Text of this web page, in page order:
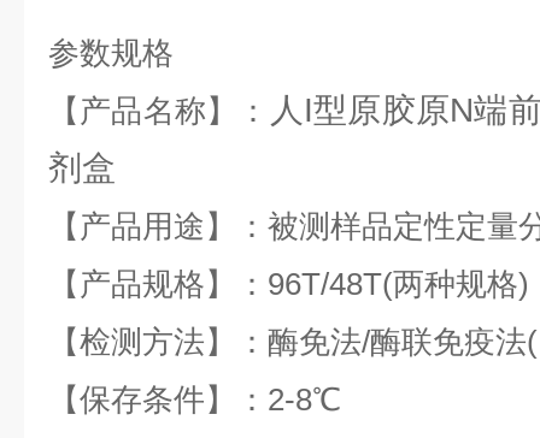
参数规格
【产品名称】： 人I型原胶原N端
剂盒
【产品用途】：被测样品定性定量
【产品规格】：96T/48T(两种规格)
【检测方法】：酶免法/酶联免疫法
【保存条件】：2-8℃